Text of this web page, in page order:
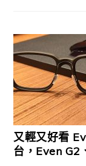
又輕又好看
台，Even G2